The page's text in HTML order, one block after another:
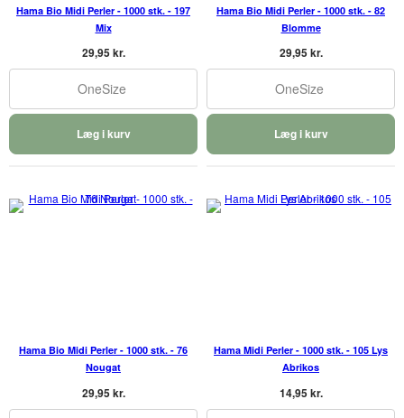
Hama Bio Midi Perler - 1000 stk. - 197
Mix
29,95 kr.
OneSize
Læg i kurv
Hama Bio Midi Perler - 1000 stk. - 82
Blomme
29,95 kr.
OneSize
Læg i kurv
Hama Bio Midi Perler - 1000 stk. - 76
Nougat
29,95 kr.
Hama Midi Perler - 1000 stk. - 105 Lys
Abrikos
14,95 kr.